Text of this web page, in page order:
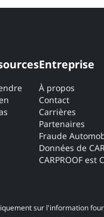
Entreprise
À propos
Contact
Carrières
Partenaires
Fraude
Données de
CARPROOF est
sur l'information